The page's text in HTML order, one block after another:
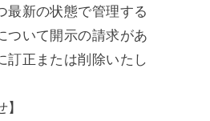
最新の状態で管理する
ついて開示の請求があ
訂正または削除いたし